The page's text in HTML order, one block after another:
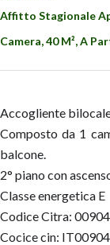
Affitto Stagionale
Camera, 40 M², A
Accogliente
Composto da 1
balcone.
2° piano con
Classe energetica E
Codice Citra:
Cocice cin: